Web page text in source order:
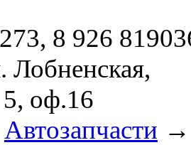
8 926
Лобненская,
оф.16
Автозапчасти